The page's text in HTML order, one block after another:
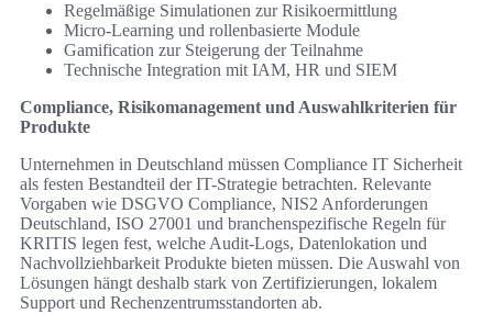
Regelmäßige Simulationen zur Risikoermittlung
Micro-Learning und rollenbasierte Module
Gamification zur Steigerung der Teilnahme
Technische Integration mit IAM, HR und SIEM
Compliance, Risikomanagement und Auswahlkriterien für
Produkte
Unternehmen in Deutschland müssen Compliance IT Sicherheit
als festen Bestandteil der IT-Strategie betrachten. Relevante
Vorgaben wie DSGVO Compliance, NIS2 Anforderungen
Deutschland, ISO 27001 und branchenspezifische Regeln für
KRITIS legen fest, welche Audit-Logs, Datenlokation und
Nachvollziehbarkeit Produkte bieten müssen. Die Auswahl von
Lösungen hängt deshalb stark von Zertifizierungen, lokalem
Support und Rechenzentrumsstandorten ab.